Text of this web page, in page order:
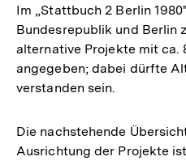
Im „Stattbuch 2 Berlin
Bundesrepublik und Berlin
alternative Projekte mit ca.
angegeben; dabei dürfte
verstanden sein.
Die nachstehende
Ausrichtung der Projekte